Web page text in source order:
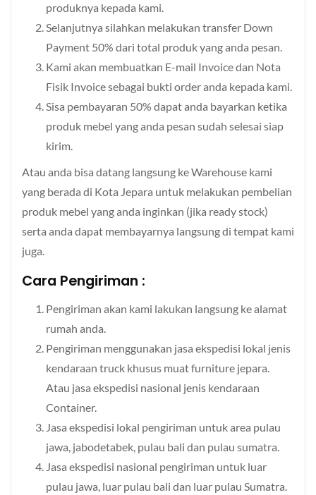
produknya kepada kami.
Selanjutnya silahkan melakukan transfer Down
Payment 50% dari total produk yang anda pesan.
Kami akan membuatkan E-mail Invoice dan Nota
Fisik Invoice sebagai bukti order anda kepada kami.
Sisa pembayaran 50% dapat anda bayarkan ketika
produk mebel yang anda pesan sudah selesai siap
kirim.
Atau anda bisa datang langsung ke Warehouse kami
yang berada di Kota Jepara untuk melakukan pembelian
produk mebel yang anda inginkan (jika ready stock)
serta anda dapat membayarnya langsung di tempat kami
juga.
Cara Pengiriman :
Pengiriman akan kami lakukan langsung ke alamat
rumah anda.
Pengiriman menggunakan jasa ekspedisi lokal jenis
kendaraan truck khusus muat furniture jepara.
Atau jasa ekspedisi nasional jenis kendaraan
Container.
Jasa ekspedisi lokal pengiriman untuk area pulau
jawa, jabodetabek, pulau bali dan pulau sumatra.
Jasa ekspedisi nasional pengiriman untuk luar
pulau jawa, luar pulau bali dan luar pulau Sumatra.